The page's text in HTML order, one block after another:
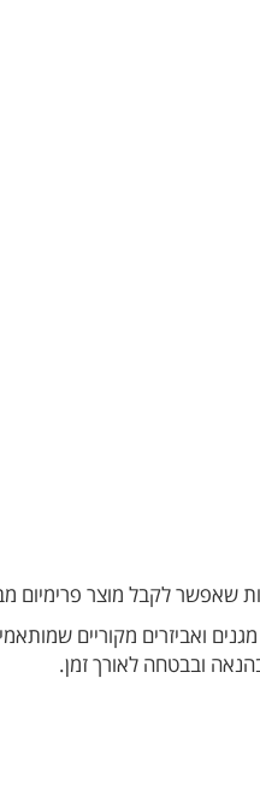
שאפשר לקבל מוצר פרימיום
ואביזרים מקוריים
ובבטחה לאורך זמן.